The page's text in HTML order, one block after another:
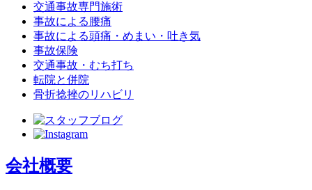
交通事故専門施術
事故による腰痛
事故による頭痛・めまい・吐き気
事故保険
交通事故・むち打ち
転院と併院
骨折捻挫のリハビリ
会社概要